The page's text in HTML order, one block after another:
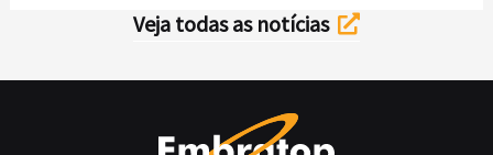
Veja todas as notícias